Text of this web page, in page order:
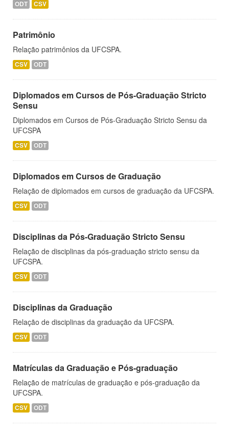
ODT CSV
Patrimônio
Relação patrimônios da UFCSPA.
CSV ODT
Diplomados em Cursos de Pós-Graduação Stricto
Sensu
Diplomados em Cursos de Pós-Graduação Stricto Sensu da
UFCSPA
CSV ODT
Diplomados em Cursos de Graduação
Relação de diplomados em cursos de graduação da UFCSPA.
CSV ODT
Disciplinas da Pós-Graduação Stricto Sensu
Relação de disciplinas da pós-graduação stricto sensu da
UFCSPA.
CSV ODT
Disciplinas da Graduação
Relação de disciplinas da graduação da UFCSPA.
CSV ODT
Matrículas da Graduação e Pós-graduação
Relação de matrículas de graduação e pós-graduação da
UFCSPA.
CSV ODT